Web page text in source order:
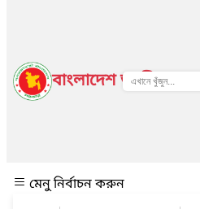
বাংলাদেশ জাতীয় তথ্য
মেনু নির্বাচন করুন